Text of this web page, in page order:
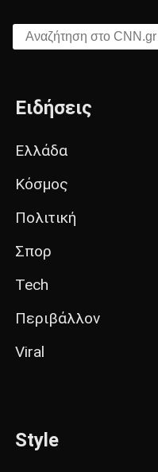
Αναζήτηση στο CNN.gr
Ειδήσεις
Ελλάδα
Κόσμος
Πολιτική
Σπορ
Tech
Περιβάλλον
Viral
Style